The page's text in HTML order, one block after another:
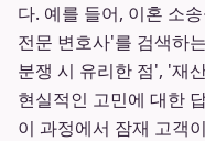
다. 예를 들어, 이혼 소
전문 변호사'를 검색하
분쟁 시 유리한 점', '재
현실적인 고민에 대한
이 과정에서 잠재 고객